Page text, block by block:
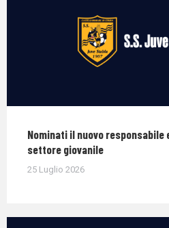
Nominati il nuovo
settore giovanile
25 Luglio 2026